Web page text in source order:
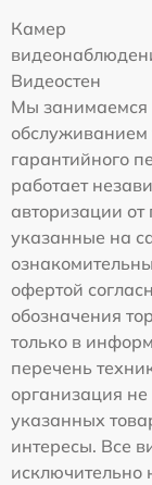
Камер
Видеостен
Мы занимаемся
обслуживанием
гарантийного
работает
авторизации
указанные на
офертой
обозначения
только в
перечень
организация
указанных
интересы. Все
исключительно